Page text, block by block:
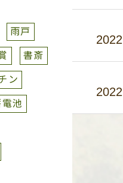
2022
2022
雨戸
書斎
ン
池